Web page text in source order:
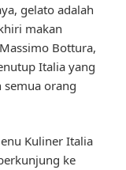
gelato adalah
makan
Bottura,
Italia yang
semua orang
Kuliner Italia
ke